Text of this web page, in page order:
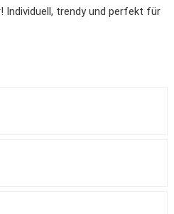
Individuell, trendy und perfekt für